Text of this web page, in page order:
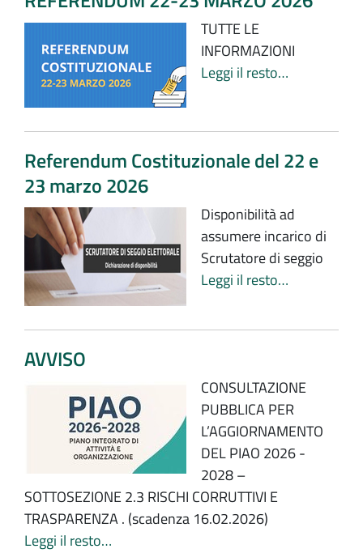
TUTTE LE
INFORMAZIONI
Leggi il resto…
Referendum Costituzionale del 22 e
23 marzo 2026
Disponibilità ad
assumere incarico di
Scrutatore di seggio
Leggi il resto…
AVVISO
CONSULTAZIONE
PUBBLICA PER
L’AGGIORNAMENTO
DEL PIAO 2026 -
2028 –
SOTTOSEZIONE 2.3 RISCHI CORRUTTIVI E
TRASPARENZA . (scadenza 16.02.2026)
Leggi il resto…